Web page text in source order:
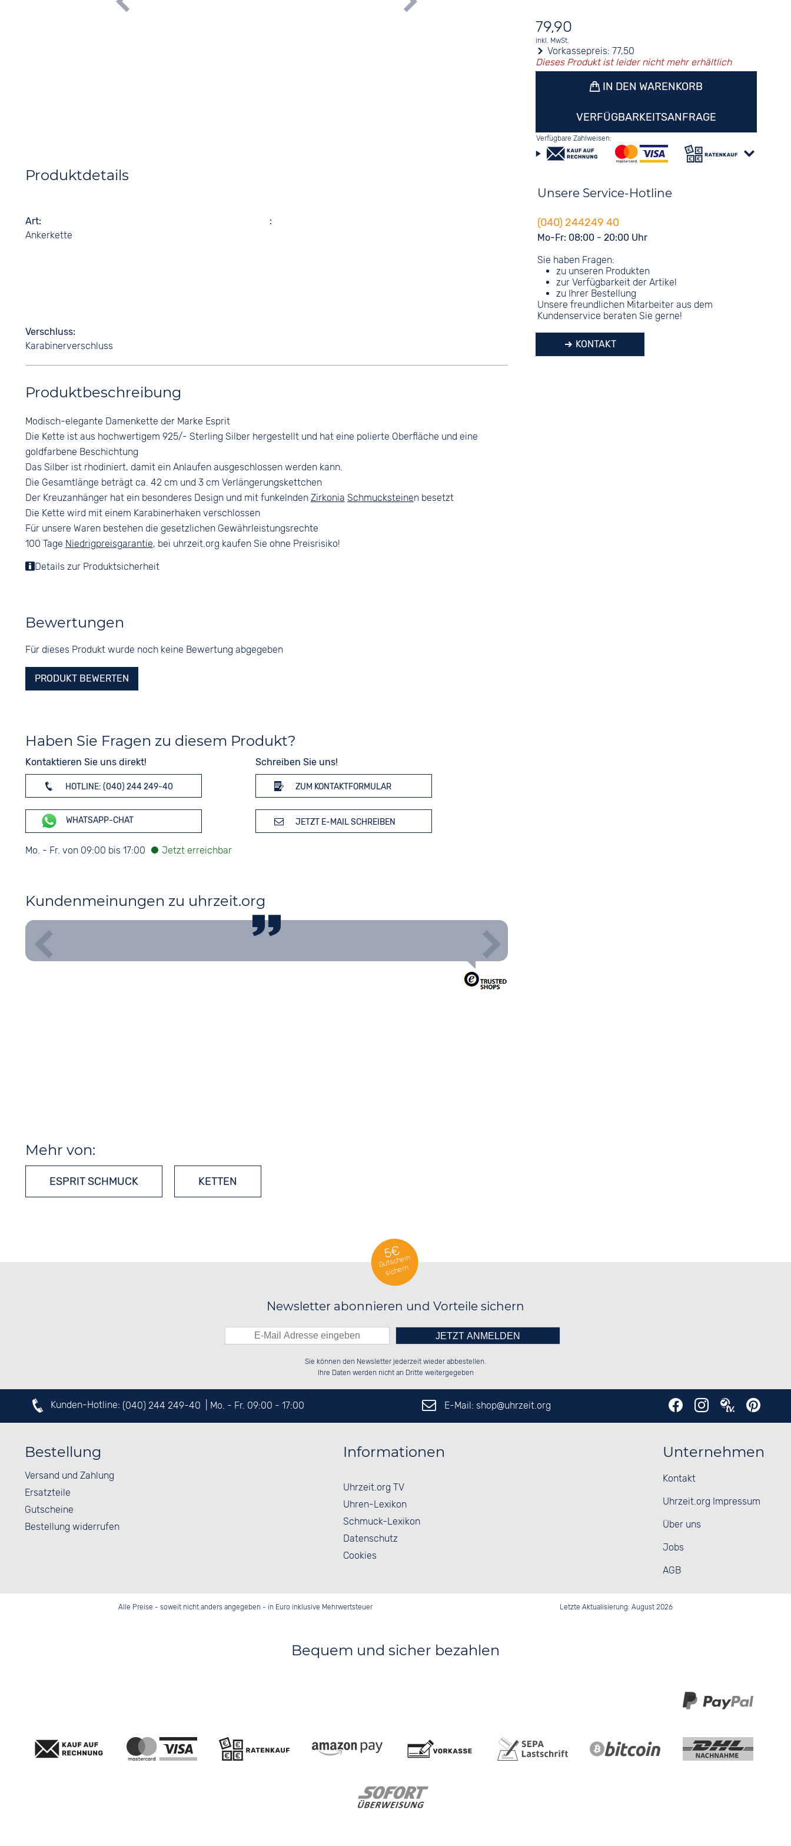
79,90
inkl. MwSt.
Vorkassepreis: 77,50
Dieses Produkt ist leider nicht mehr erhältlich
IN DEN WARENKORB
VERFÜGBARKEITSANFRAGE
Verfügbare Zahlweisen:
Unsere Service-Hotline
(040) 244249 40
Mo-Fr: 08:00 - 20:00 Uhr
Sie haben Fragen:
zu unseren Produkten
zur Verfügbarkeit der Artikel
zu Ihrer Bestellung
Unsere freundlichen Mitarbeiter aus dem
Kundenservice beraten Sie gerne!
KONTAKT
Produktdetails
Art
Ankerkette
Verschluss
Karabinerverschluss
Produktbeschreibung
Modisch-elegante Damenkette der Marke Esprit
Die Kette ist aus hochwertigem 925/- Sterling Silber hergestellt und hat eine polierte Oberfläche und eine
goldfarbene Beschichtung
Das Silber ist rhodiniert, damit ein Anlaufen ausgeschlossen werden kann.
Die Gesamtlänge beträgt ca. 42 cm und 3 cm Verlängerungskettchen
Der Kreuzanhänger hat ein besonderes Design und mit funkelnden Zirkonia Schmucksteinen besetzt
Die Kette wird mit einem Karabinerhaken verschlossen
Für unsere Waren bestehen die gesetzlichen Gewährleistungsrechte
100 Tage Niedrigpreisgarantie, bei uhrzeit.org kaufen Sie ohne Preisrisiko!
Details zur Produktsicherheit
Bewertungen
Für dieses Produkt wurde noch keine Bewertung abgegeben
PRODUKT BEWERTEN
Haben Sie Fragen zu diesem Produkt?
Kontaktieren Sie uns direkt!
HOTLINE: (040) 244 249-40
WHATSAPP-CHAT
Mo. - Fr. von 09:00 bis 17:00
Schreiben Sie uns!
ZUM KONTAKTFORMULAR
JETZT E-MAIL SCHREIBEN
Kundenmeinungen zu uhrzeit.org
Mehr von:
ESPRIT SCHMUCK KETTEN
5€
Gutschein
sichern
Newsletter abonnieren und Vorteile sichern
░░░░██░░░░░░██░░░░░░██░░██░░░░░░
░░████░░░░████░░░░████░░██████░░
░░░░██░░░░░░██░░██░░░░░░░░░░██░░
Bitte tragen Sie die Zahl in
das nebenstehende Feld ein.
Sie können den Newsletter jederzeit wieder abbestellen.
Ihre Daten werden nicht an Dritte weitergegeben
Kunden-Hotline: (040) 244 249-40 | Mo. - Fr. 09:00 - 17:00 E-Mail: shop@uhrzeit.org
Bestellung
Versand und Zahlung
Ersatzteile
Gutscheine
Bestellung widerrufen
Informationen
Uhrzeit.org TV
Uhren-Lexikon
Schmuck-Lexikon
Datenschutz
Cookies
Unternehmen
Kontakt
Uhrzeit.org Impressum
Über uns
Jobs
AGB
Alle Preise - soweit nicht anders angegeben - in Euro inklusive Mehrwertsteuer Letzte Aktualisierung: August 2026
Bequem und sicher bezahlen